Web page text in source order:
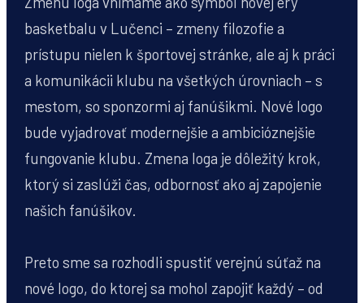
basketbalu v Lučenci – zmeny filozofie a
prístupu nielen k športovej stránke, ale aj k práci
a komunikácii klubu na všetkých úrovniach – s
mestom, so sponzormi aj fanúšikmi. Nové logo
bude vyjadrovať modernejšie a ambicióznejšie
fungovanie klubu. Zmena loga je dôležitý krok,
ktorý si zaslúži čas, odbornosť ako aj zapojenie
našich fanúšikov.
Preto sme sa rozhodli spustiť verejnú súťaž na
nové logo, do ktorej sa mohol zapojiť každý – od